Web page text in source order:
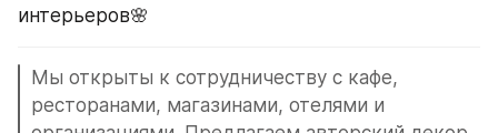
интерьеров🌸
Мы открыты к сотрудничеству с кафе,
ресторанами, магазинами, отелями и